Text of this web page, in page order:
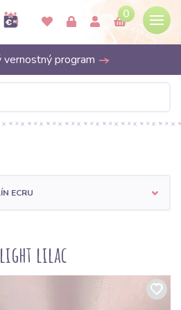
0
vernostný program
ECRU
lilac